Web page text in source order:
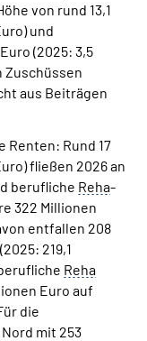
von rund 13,1
und
(2025: 3,5
Zuschüssen
aus Beiträgen
Renten: Rund 17
fließen 2026 an
berufliche Reha-
322 Millionen
entfallen 208
(2025: 219,1
Reha
Euro auf
die
Nord mit 253